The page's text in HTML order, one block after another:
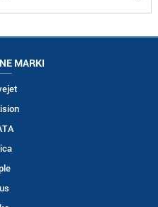
MARKI